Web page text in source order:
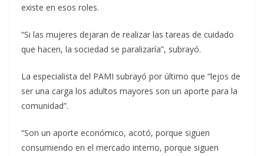
existe en esos roles.
“Si las mujeres dejaran de realizar las tareas de cuidado
que hacen, la sociedad se paralizaría”, subrayó.
La especialista del PAMI subrayó por último que “lejos de
ser una carga los adultos mayores son un aporte para la
comunidad”.
“Son un aporte económico, acotó, porque siguen
consumiendo en el mercado interno, porque siguen